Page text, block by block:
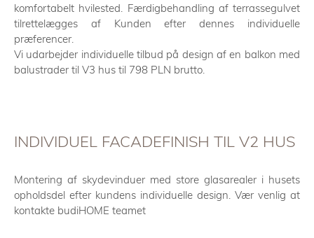
komfortabelt hvilested. Færdigbehandling af terrassegulvet
tilrettelægges af Kunden efter dennes individuelle
præferencer.
Vi udarbejder individuelle tilbud på design af en balkon med
balustrader til V3 hus til 798 PLN brutto.
INDIVIDUEL FACADEFINISH TIL V2 HUS
Montering af skydevinduer med store glasarealer i husets
opholdsdel efter kundens individuelle design. Vær venlig at
kontakte budiHOME teamet